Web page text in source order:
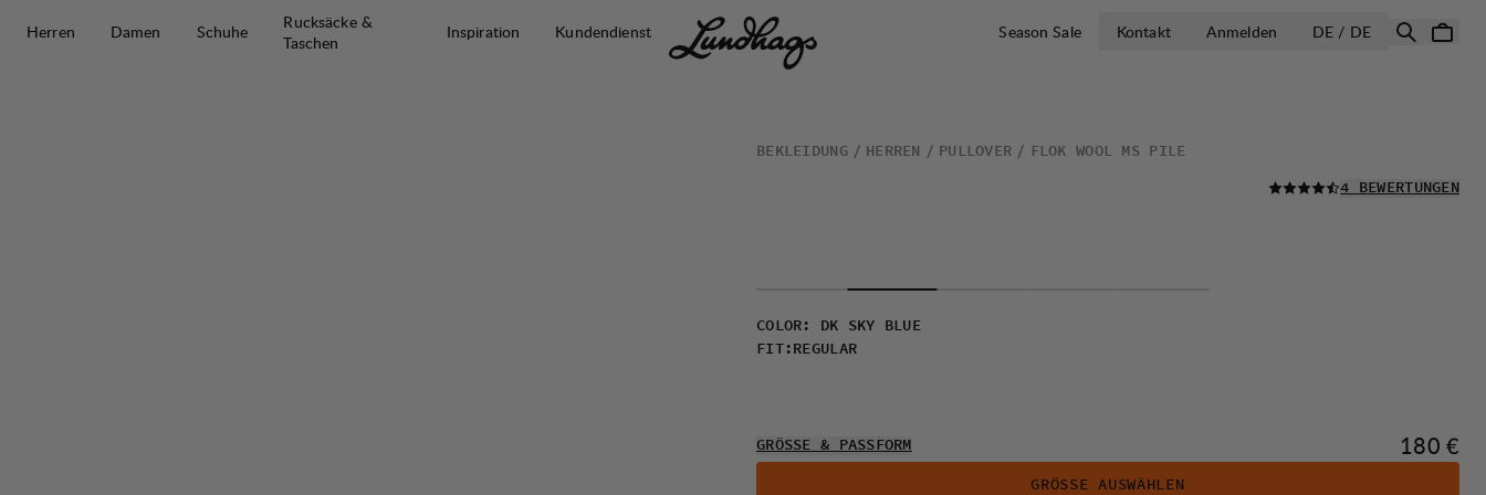
Herren
Damen Schuhe
Rucksäcke &
Taschen
Inspiration Kundendienst Season Sale Kontakt Anmelden DE / DELAND
BEKLEIDUNG HERREN PULLOVER FLOK WOOL MS PILE
LESEN SIE ALLE
4 BEWERTUNGEN
COLOR :
DK SKY BLUE
FIT: REGULAR
GRÖSSE & PASSFORM Preis:
180 €
GRÖSSE AUSWÄHLEN